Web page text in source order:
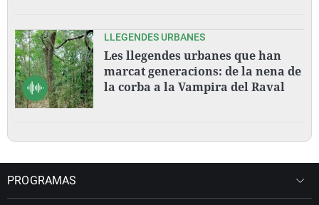
LLEGENDES URBANES
Les llegendes urbanes que han
marcat generacions: de la nena de
la corba a la Vampira del Raval
PROGRAMAS